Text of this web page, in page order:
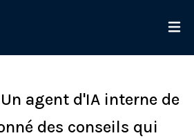
agent d'IA interne de
des conseils qui